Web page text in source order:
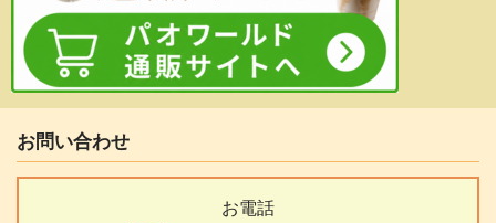
お問い合わせ
お電話